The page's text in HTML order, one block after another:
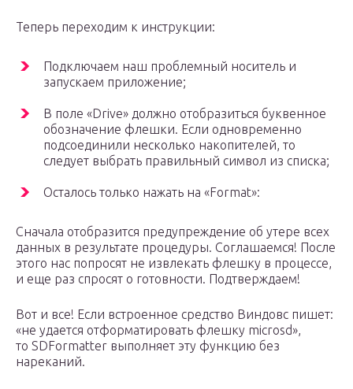
Теперь переходим к инструкции:
Подключаем наш проблемный носитель и
запускаем приложение;
В поле «Drive» должно отобразиться буквенное
обозначение флешки. Если одновременно
подсоединили несколько накопителей, то
следует выбрать правильный символ из списка;
Осталось только нажать на «Format»:
Сначала отобразится предупреждение об утере всех
данных в результате процедуры. Соглашаемся! После
этого нас попросят не извлекать флешку в процессе,
и еще раз спросят о готовности. Подтверждаем!
Вот и все! Если встроенное средство Виндовс пишет:
«не удается отформатировать флешку microsd»,
то SDFormatter выполняет эту функцию без
нареканий.